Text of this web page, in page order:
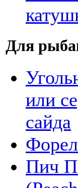
Для
или
сайда
Пич